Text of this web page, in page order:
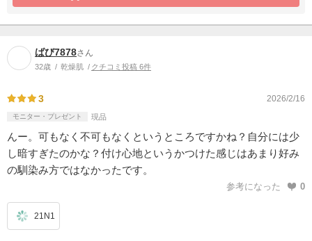
ばび7878さん
32歳 乾燥肌 クチコミ投稿 6件
3 2026/2/16
モニター・プレゼント 現品
んー。可もなく不可もなくというところですかね？自分には少
し暗すぎたのかな？付け心地というかつけた感じはあまり好み
の馴染み方ではなかったです。
参考になった 0
21N1